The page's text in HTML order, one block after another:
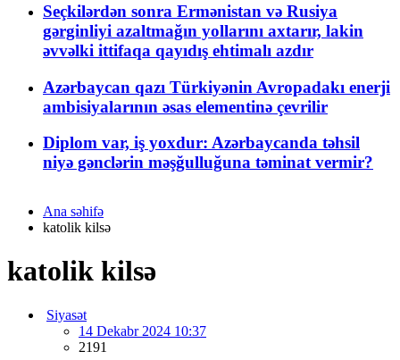
Seçkilərdən sonra Ermənistan və Rusiya
gərginliyi azaltmağın yollarını axtarır, lakin
əvvəlki ittifaqa qayıdış ehtimalı azdır
Azərbaycan qazı Türkiyənin Avropadakı enerji
ambisiyalarının əsas elementinə çevrilir
Diplom var, iş yoxdur: Azərbaycanda təhsil
niyə gənclərin məşğulluğuna təminat vermir?
Ana səhifə
katolik kilsə
katolik kilsə
Siyasət
14 Dekabr 2024 10:37
2191